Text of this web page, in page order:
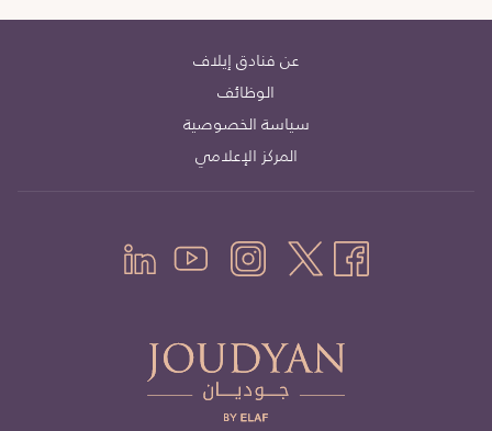
عن فنادق إيلاف
الوظائف
سياسة الخصوصية
المركز الإعلامي